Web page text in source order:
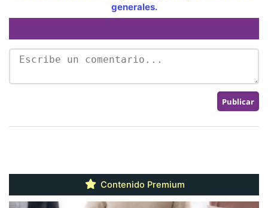
generales.
Contenido Premium